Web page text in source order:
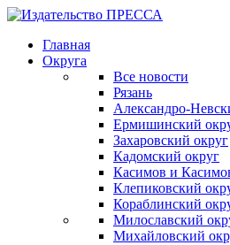
Главная
Округа
Все новости
Рязань
Александро-
Ермишинский
Захаровский округ
Кадомский округ
Касимов и
Клепиковский
Кораблинский
Милославский
Михайловский